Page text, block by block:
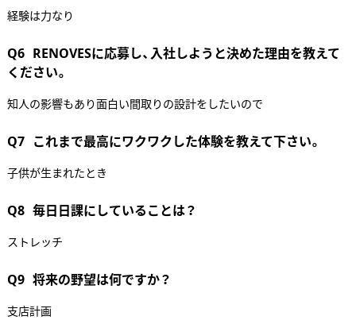
経験は力なり
Q6 RENOVESに応募し、入社しようと決めた理由を教えて
ください。
知人の影響もあり面白い間取りの設計をしたいので
Q7 これまで最高にワクワクした体験を教えて下さい。
子供が生まれたとき
Q8 毎日日課にしていることは？
ストレッチ
Q9 将来の野望は何ですか？
支店計画